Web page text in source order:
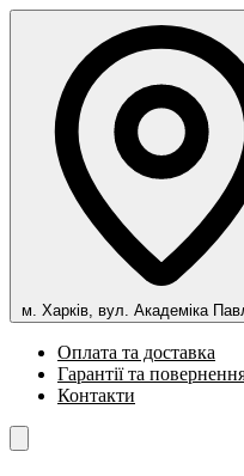
м. Харків, вул. Академіка
Оплата та доставка
Гарантії та
Контакти